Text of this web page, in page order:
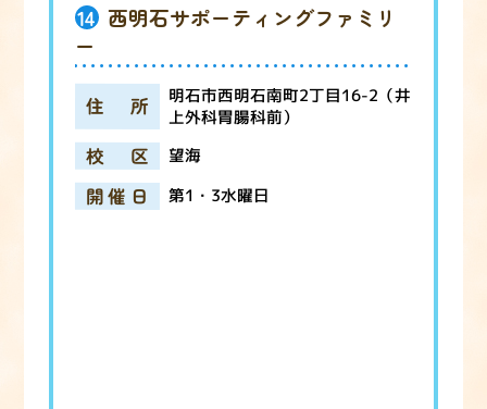
14 西明石サポーティングファミリ
ー
住所 明石市西明石南町2丁目16-2（井
上外科胃腸科前）
校区 望海
開催日 第1・3水曜日